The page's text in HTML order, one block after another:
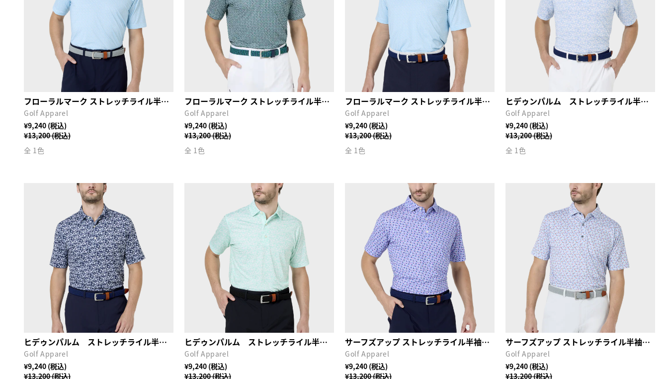
フローラルマーク ストレッチライル半袖シャツ
Golf Apparel
¥13,200 (税込)
¥9,240 (税込)
全 1色
フローラルマーク ストレッチライル半袖シャツ
Golf Apparel
¥13,200 (税込)
¥9,240 (税込)
全 1色
フローラルマーク ストレッチライル半袖シャツ
Golf Apparel
¥13,200 (税込)
¥9,240 (税込)
全 1色
ヒデゥンパルム ストレッチライル半袖シャツ
Golf Apparel
¥13,200 (税込)
¥9,240 (税込)
全 1色
ヒデゥンパルム ストレッチライル半袖シャツ
Golf Apparel
¥13,200 (税込)
¥9,240 (税込)
ヒデゥンパルム ストレッチライル半袖シャツ
Golf Apparel
¥13,200 (税込)
¥9,240 (税込)
サーフズアップ ストレッチライル半袖シャツ
Golf Apparel
¥13,200 (税込)
¥9,240 (税込)
サーフズアップ ストレッチライル半袖シャツ
Golf Apparel
¥13,200 (税込)
¥9,240 (税込)